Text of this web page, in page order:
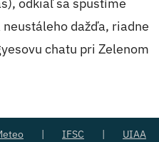
odkiaľ sa spustíme
dažďa, riadne
chatu pri Zelenom
IFSC UIAA